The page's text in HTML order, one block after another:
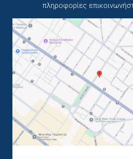
πληροφορίες